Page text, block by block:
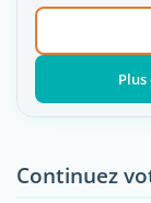
Plus
Continuez